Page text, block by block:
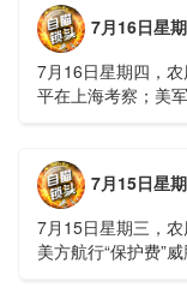
7月16日星
7月16日星期四，
平在上海考察；美
7月15日星
7月15日星期三，
美方航行“保护费”